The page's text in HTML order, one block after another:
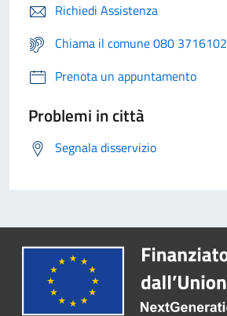
Richiedi Assistenza
Chiama il comune 080 3716102
Prenota un appuntamento
Problemi in città
Segnala disservizio